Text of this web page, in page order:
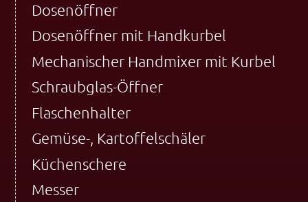
Dosenöffner
Dosenöffner mit Handkurbel
Mechanischer Handmixer mit Kurbel
Schraubglas-Öffner
Flaschenhalter
Gemüse-, Kartoffelschäler
Küchenschere
Messer